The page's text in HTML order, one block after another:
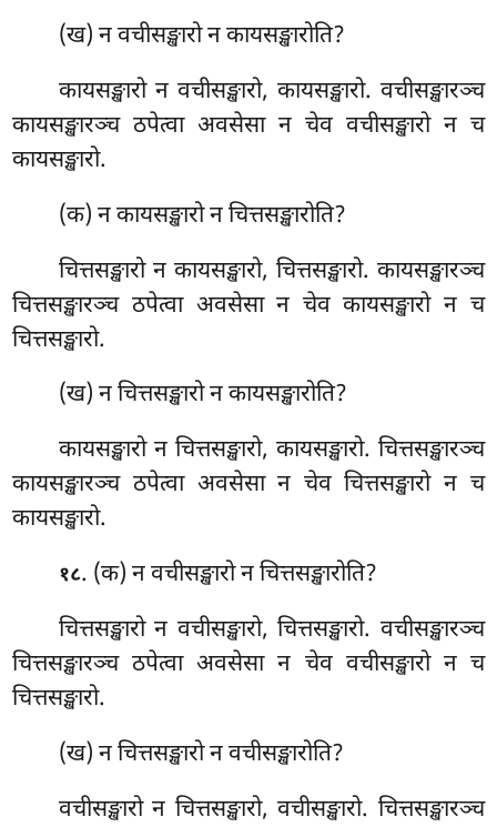
(ख) न वचीसङ्खारो न कायसङ्खारोति?
कायसङ्खारो न वचीसङ्खारो, कायसङ्खारो. वचीसङ्खारञ्च
कायसङ्खारञ्च ठपेत्वा अवसेसा न चेव वचीसङ्खारो न च
कायसङ्खारो.
(क) न कायसङ्खारो न चित्तसङ्खारोति?
चित्तसङ्खारो न कायसङ्खारो, चित्तसङ्खारो. कायसङ्खारञ्च
चित्तसङ्खारञ्च ठपेत्वा अवसेसा न चेव कायसङ्खारो न च
चित्तसङ्खारो.
(ख) न चित्तसङ्खारो न कायसङ्खारोति?
कायसङ्खारो न चित्तसङ्खारो, कायसङ्खारो. चित्तसङ्खारञ्च
कायसङ्खारञ्च ठपेत्वा अवसेसा न चेव चित्तसङ्खारो न च
कायसङ्खारो.
१८. (क) न वचीसङ्खारो न चित्तसङ्खारोति?
चित्तसङ्खारो न वचीसङ्खारो, चित्तसङ्खारो. वचीसङ्खारञ्च
चित्तसङ्खारञ्च ठपेत्वा अवसेसा न चेव वचीसङ्खारो न च
चित्तसङ्खारो.
(ख) न चित्तसङ्खारो न वचीसङ्खारोति?
वचीसङ्खारो न चित्तसङ्खारो, वचीसङ्खारो. चित्तसङ्खारञ्च